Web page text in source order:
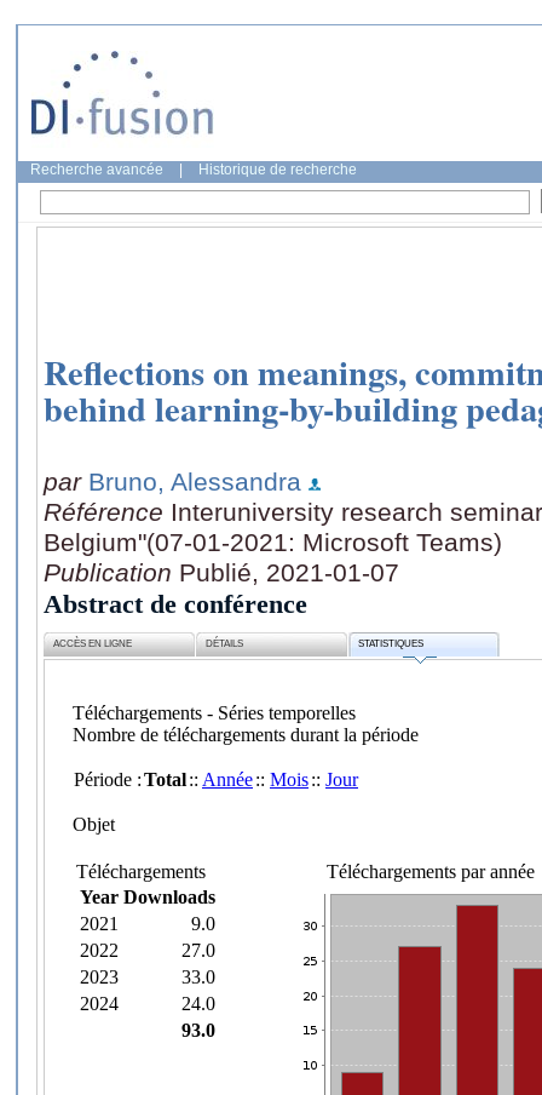
Recherche avancée Historique de recherche
Reflections on meanings,
behind learning-by-building
par Bruno, Alessandra
Référence Interuniversity research
Belgium"(07-01-2021: Microsoft Teams)
Publication Publié, 2021-01-07
Abstract de conférence
ACCÈS EN LIGNE DÉTAILS STATISTIQUES